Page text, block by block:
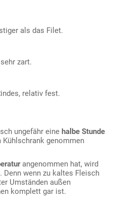
als das Filet.
zart.
relativ fest.
ungefähr eine halbe Stunde
genommen
angenommen hat, wird
Denn wenn zu kaltes Fleisch
Umständen außen
komplett gar ist.